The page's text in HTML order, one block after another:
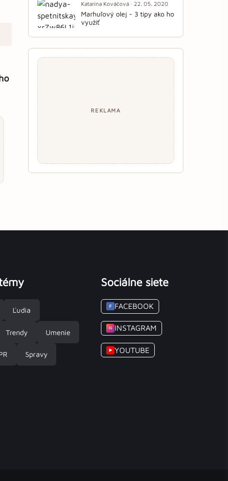
Katarína Kováčová · 22. 05. 2020
Marhuľový olej - 3 tipy ako ho
využiť
REKLAMA
Ľudia
Trendy Umenie
Spravy
Sociálne siete
F FACEBOOK
IG INSTAGRAM
▶ YOUTUBE